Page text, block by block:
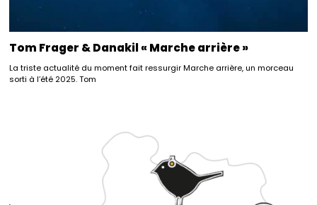
Tom Frager & Danakil « Marche arrière »
La triste actualité du moment fait ressurgir Marche arrière, un morceau
sorti à l’été 2025. Tom